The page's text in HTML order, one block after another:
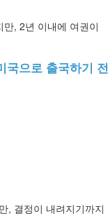
, 2년 이내에 여권이
국으로 출국하기 전
, 결정이 내려지기까지